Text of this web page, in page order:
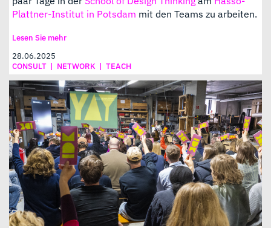
Plattner-Institut in Potsdam mit den Teams zu arbeiten.
Lesen Sie mehr
28.06.2025
CONSULT | NETWORK | TEACH